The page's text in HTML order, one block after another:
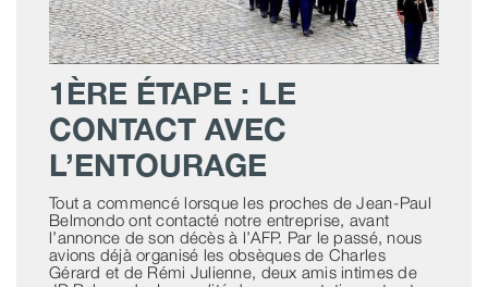
1ÈRE ÉTAPE : LE
CONTACT AVEC
L’ENTOURAGE
Tout a commencé lorsque les proches de Jean-Paul
Belmondo ont contacté notre entreprise, avant
l’annonce de son décès à l’AFP. Par le passé, nous
avions déjà organisé les obsèques de Charles
Gérard et de Rémi Julienne, deux amis intimes de